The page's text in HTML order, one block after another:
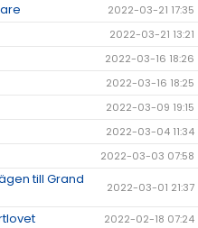
2022-03-21 17:35
2022-03-21 13:21
2022-03-16 18:26
2022-03-16 18:25
2022-03-09 19:15
2022-03-04 11:34
2022-03-03 07:58
till Grand
2022-03-01 21:37
2022-02-18 07:24